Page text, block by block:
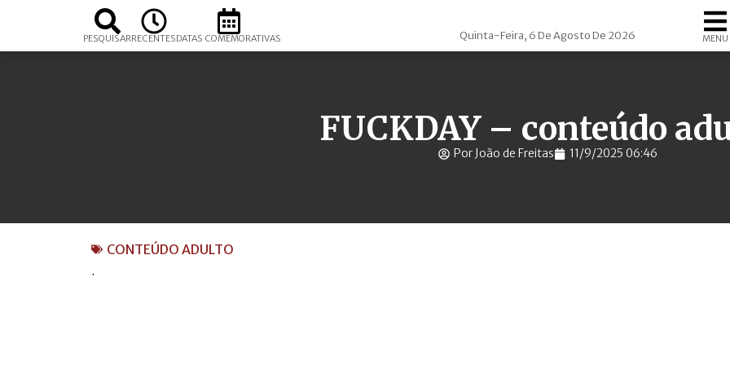
PESQUISARRECENTESDATAS COMEMORATIVAS Quinta-Feira, 6 De Agosto De 2026 MENU
FUCKDAY – conteúdo
Por João de Freitas 11/9/2025 06:46
CONTEÚDO ADULTO
.